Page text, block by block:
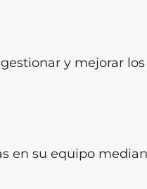
y mejorar
en su equipo